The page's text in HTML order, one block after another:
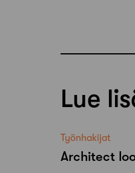
Lue
Työnhakijat
Architect